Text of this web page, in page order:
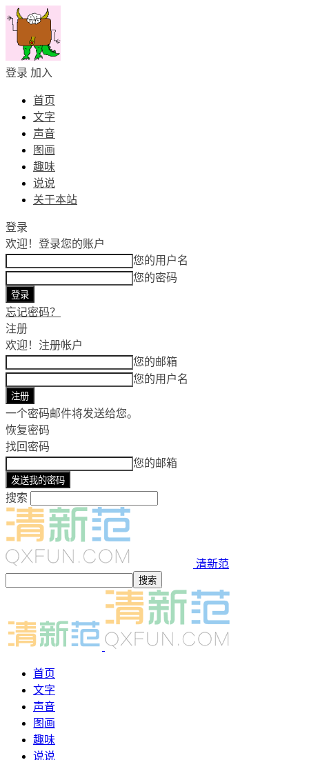
登录 加入
首页
文字
声音
图画
趣味
说说
关于本站
登录
欢迎！ 登录您的账户
您的用户名
您的密码
忘记密码？
注册
欢迎！ 注册帐户
您的邮箱
您的用户名
一个密码邮件将发送给您。
恢复密码
找回密码
您的邮箱
搜索
清新范
首页
文字
声音
图画
趣味
说说